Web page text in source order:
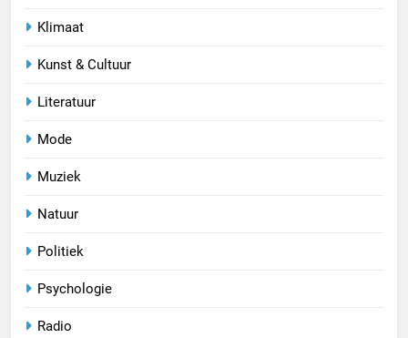
Klimaat
Kunst & Cultuur
Literatuur
Mode
Muziek
Natuur
Politiek
Psychologie
Radio